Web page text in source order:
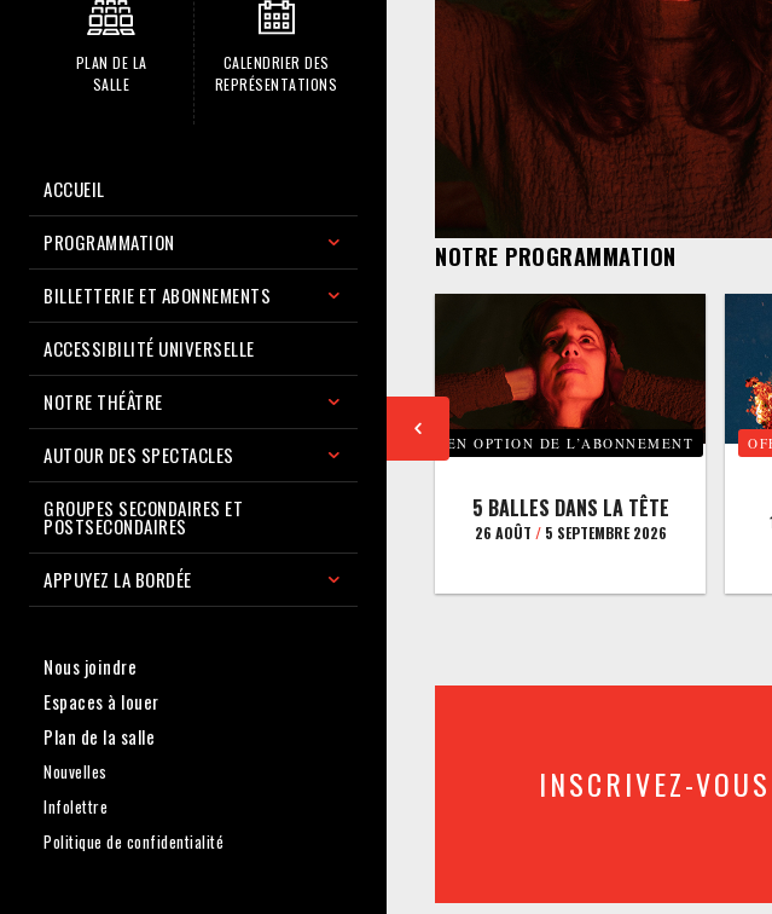
PLAN DE LA
SALLE
CALENDRIER DES
REPRÉSENTATIONS
ACCUEIL
PROGRAMMATION
BILLETTERIE ET ABONNEMENTS
ACCESSIBILITÉ UNIVERSELLE
NOTRE THÉÂTRE
AUTOUR DES SPECTACLES
GROUPES SECONDAIRES ET
POSTSECONDAIRES
APPUYEZ LA BORDÉE
Nous joindre
Espaces à louer
Plan de la salle
Nouvelles
Infolettre
Politique de confidentialité
NOTRE PROGRAMMATION
EN OPTION DE L’ABONNEMENT
5 BALLES DANS LA TÊTE
26 AOÛT /5 SEPTEMBRE 2026
INSCRIVEZ-